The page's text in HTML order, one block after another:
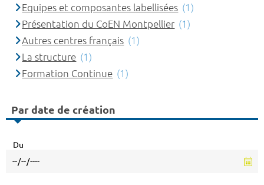
Equipes et composantes labellisées (1)
Présentation du CoEN Montpellier (1)
Autres centres français (1)
La structure (1)
Formation Continue (1)
Par date de création
Du